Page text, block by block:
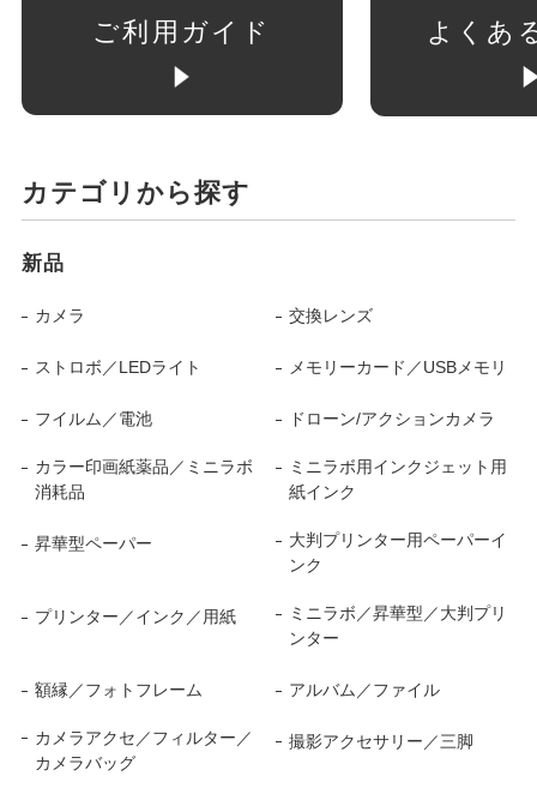
ご利用ガイド よくあ
カテゴリから探す
新品
カメラ 交換レンズ
ストロボ／LEDライト メモリーカード／USBメモリ
フイルム／電池 ドローン/アクションカメラ
カラー印画紙薬品／ミニラボ
消耗品
ミニラボ用インクジェット用
紙インク
昇華型ペーパー
大判プリンター用ペーパーイ
ンク
プリンター／インク／用紙
ミニラボ／昇華型／大判プリ
ンター
額縁／フォトフレーム アルバム／ファイル
カメラアクセ／フィルター／
カメラバッグ
撮影アクセサリー／三脚